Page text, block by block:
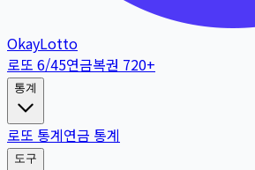
OkayLotto
로또 6/45연금복권 720+
통계
로또 통계연금 통계
도구